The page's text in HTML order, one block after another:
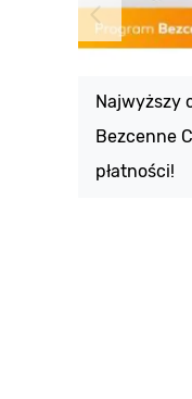
Najwyższy
Bezcenne
płatności!